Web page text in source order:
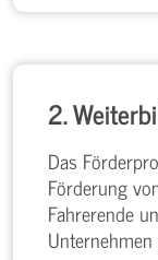
2.
Das
Förderung
Fahrerende